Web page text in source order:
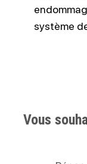
système
Vous